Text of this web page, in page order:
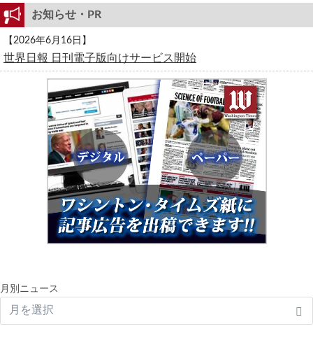
お知らせ・PR
【2026年6月16日】
世界日報 日刊電子版向けサービス開始
月別ニュース